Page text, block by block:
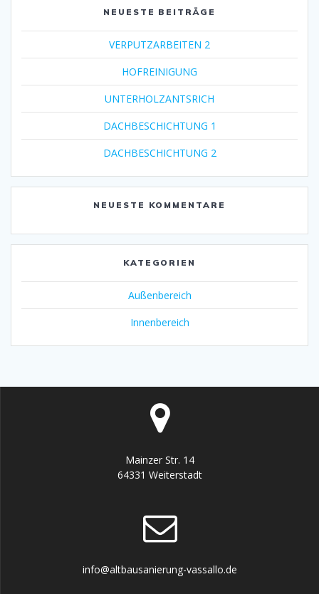
NEUESTE BEITRÄGE
VERPUTZARBEITEN 2
HOFREINIGUNG
UNTERHOLZANTSRICH
DACHBESCHICHTUNG 1
DACHBESCHICHTUNG 2
NEUESTE KOMMENTARE
KATEGORIEN
Außenbereich
Innenbereich
Mainzer Str. 14
64331 Weiterstadt
info@altbausanierung-vassallo.de